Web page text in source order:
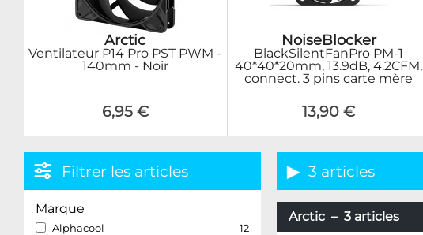
Arctic
Ventilateur P14 Pro PST PWM -
140mm - Noir
6,95 €
NoiseBlocker
BlackSilentFanPro PM-1
40*40*20mm, 13.9dB, 4.2CFM,
connect. 3 pins carte mère
13,90 €
Filtrer les articles
Marque
Alphacool
12
3 articles
Arctic – 3 articles